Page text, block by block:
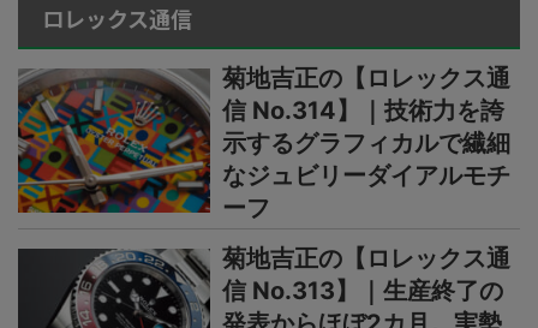
ロレックス通信
菊地吉正の【ロレックス通
信 No.314】｜技術力を誇
示するグラフィカルで繊細
なジュビリーダイアルモチ
ーフ
菊地吉正の【ロレックス通
信 No.313】｜生産終了の